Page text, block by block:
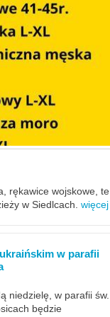
rękawice wojskowe, te
w Siedlcach. więcej
w parafii
niedzielę, w parafii św.
będzie